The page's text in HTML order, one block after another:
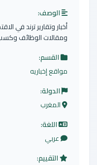
الوصف:
أخبار وتقارير ترند في
ومقالات الوظائف وكسب
القسم:
مواقع إخباريه
الدولة:
المغرب
اللغة:
عربي
التقييم: